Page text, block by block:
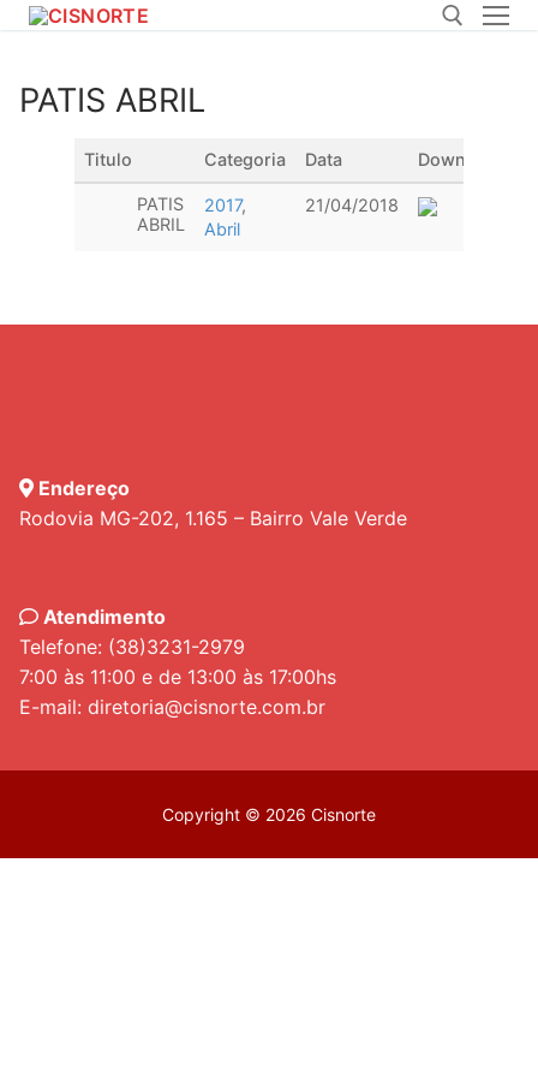
Pular
conteúdo
PATIS ABRIL
Titulo Categoria Data Download
PATIS
ABRIL
2017,
Abril
21/04/2018
Endereço
Rodovia MG-202, 1.165 – Bairro Vale Verde
Atendimento
Telefone: (38)3231-2979
7:00 às 11:00 e de 13:00 às 17:00hs
E-mail: diretoria@cisnorte.com.br
Copyright © 2026 Cisnorte